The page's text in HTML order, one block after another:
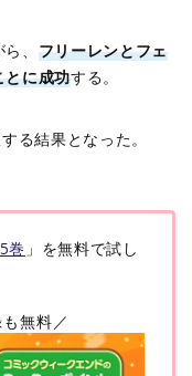
、 フリーレンとフェ
とに成功する。
る結果となった。
巻 」を無料で試し
無料／